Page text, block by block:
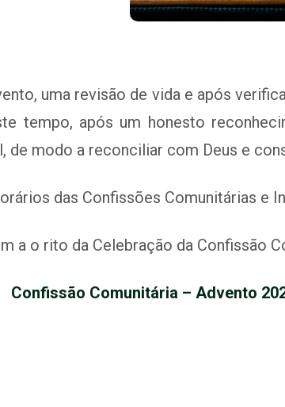
uma revisão de vida e após
tempo, após um honesto
modo a reconciliar com Deus e
das Confissões Comunitárias e
a o rito da Celebração da Confissão
Confissão Comunitária – Advento